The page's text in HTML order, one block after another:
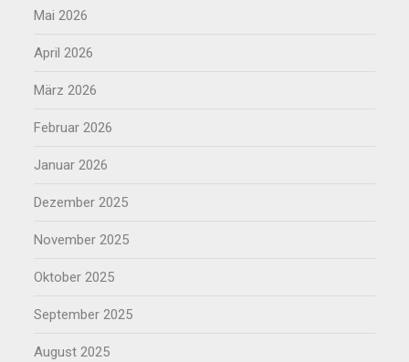
Mai 2026
April 2026
März 2026
Februar 2026
Januar 2026
Dezember 2025
November 2025
Oktober 2025
September 2025
August 2025